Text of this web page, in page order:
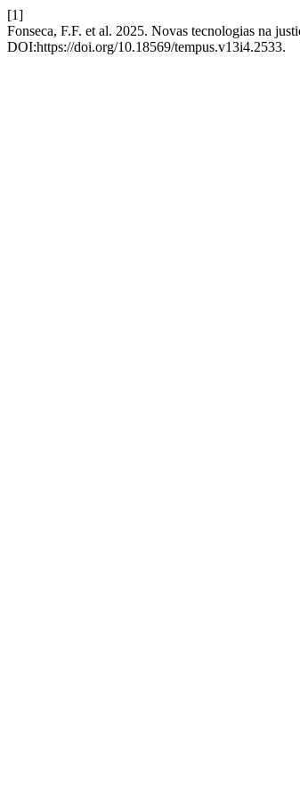
[1]
Fonseca, F.F. et al. 2025. Novas tecnologias na
DOI:https://doi.org/10.18569/tempus.v13i4.2533.